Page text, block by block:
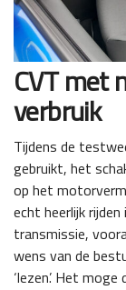
CVT met
verbruik
Tijdens de
gebruikt, het
op het
echt heerlijk
transmissie,
wens van de
‘lezen’. Het